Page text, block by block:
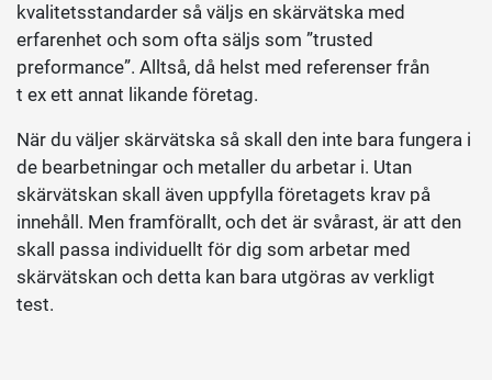
kvalitetsstandarder så väljs en skärvätska med
erfarenhet och som ofta säljs som ”trusted
preformance”. Alltså, då helst med referenser från
t ex ett annat likande företag.
När du väljer skärvätska så skall den inte bara fungera i
de bearbetningar och metaller du arbetar i. Utan
skärvätskan skall även uppfylla företagets krav på
innehåll. Men framförallt, och det är svårast, är att den
skall passa individuellt för dig som arbetar med
skärvätskan och detta kan bara utgöras av verkligt
test.